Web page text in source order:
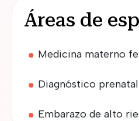
Áreas de
Medicina materno
Diagnóstico prenatal
Embarazo de alto